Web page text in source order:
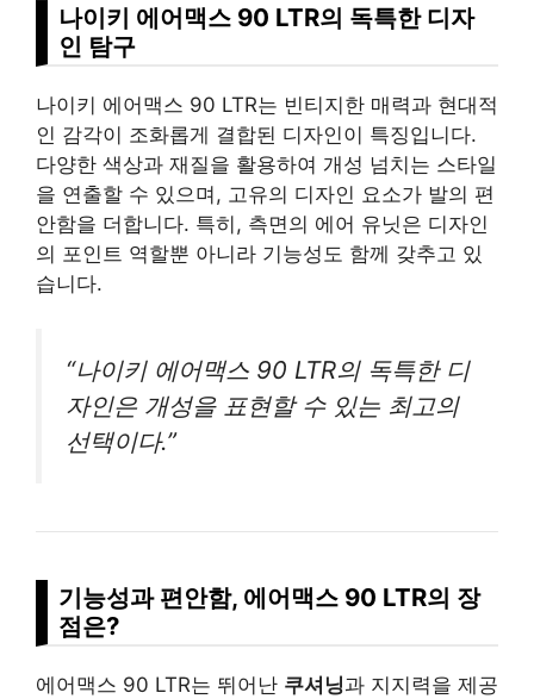
나이키 에어맥스 90 LTR의 독특한 디자
인 탐구
나이키 에어맥스 90 LTR는 빈티지한 매력과 현대적
인 감각이 조화롭게 결합된 디자인이 특징입니다.
다양한 색상과 재질을 활용하여 개성 넘치는 스타일
을 연출할 수 있으며, 고유의 디자인 요소가 발의 편
안함을 더합니다. 특히, 측면의 에어 유닛은 디자인
의 포인트 역할뿐 아니라 기능성도 함께 갖추고 있
습니다.
“나이키 에어맥스 90 LTR의 독특한 디
자인은 개성을 표현할 수 있는 최고의
선택이다.”
기능성과 편안함, 에어맥스 90 LTR의 장
점은?
에어맥스 90 LTR는 뛰어난 쿠셔닝과 지지력을 제공